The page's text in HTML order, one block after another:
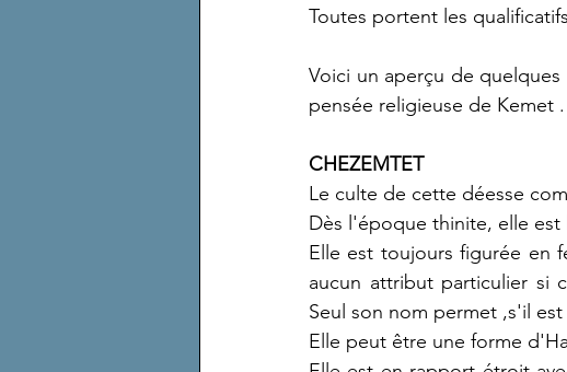
Toutes portent les
Voici un aperçu de
pensée religieuse de Kemet .
CHEZEMTET
Le culte de cette déesse
Dès l'époque thinite, elle
Elle est toujours figurée en
aucun attribut particulier si
Seul son nom permet ,s'il
Elle peut être une forme